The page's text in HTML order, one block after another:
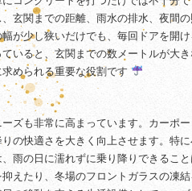
、玄関までの距離、雨水の排水、夜間
が少し狭いだけでも、毎回ドアを開
いると、玄関までの数メートルが大
められる重要な役割です
ズも非常に高まっています。カーポ
の快適さを大きく向上させます。特
雨の日に濡れずに乗り降りできるこ
えたり、冬場のフロントガラスの凍